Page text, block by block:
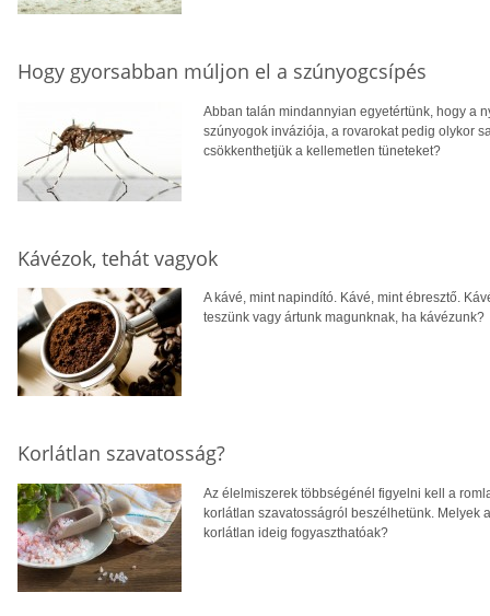
Hogy gyorsabban múljon el a szúnyogcsípés
Abban talán mindannyian egyetértünk, hogy a
szúnyogok inváziója, a rovarokat pedig olykor
csökkenthetjük a kellemetlen tüneteket?
Kávézok, tehát vagyok
A kávé, mint napindító. Kávé, mint ébresztő.
teszünk vagy ártunk magunknak, ha kávézunk?
Korlátlan szavatosság?
Az élelmiszerek többségénél figyelni kell a
korlátlan szavatosságról beszélhetünk. Melyek
korlátlan ideig fogyaszthatóak?